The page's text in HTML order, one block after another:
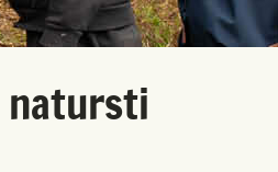
natursti